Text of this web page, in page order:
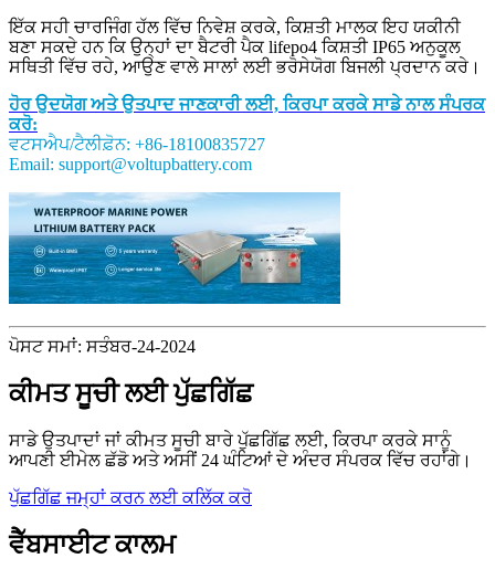
ਇੱਕ ਸਹੀ ਚਾਰਜਿੰਗ ਹੱਲ ਵਿੱਚ ਨਿਵੇਸ਼ ਕਰਕੇ, ਕਿਸ਼ਤੀ ਮਾਲਕ ਇਹ ਯਕੀਨੀ
ਬਣਾ ਸਕਦੇ ਹਨ ਕਿ ਉਨ੍ਹਾਂ ਦਾ ਬੈਟਰੀ ਪੈਕ lifepo4 ਕਿਸ਼ਤੀ IP65 ਅਨੁਕੂਲ
ਸਥਿਤੀ ਵਿੱਚ ਰਹੇ, ਆਉਣ ਵਾਲੇ ਸਾਲਾਂ ਲਈ ਭਰੋਸੇਯੋਗ ਬਿਜਲੀ ਪ੍ਰਦਾਨ ਕਰੇ।
ਹੋਰ ਉਦਯੋਗ ਅਤੇ ਉਤਪਾਦ ਜਾਣਕਾਰੀ ਲਈ, ਕਿਰਪਾ ਕਰਕੇ ਸਾਡੇ ਨਾਲ ਸੰਪਰਕ
ਕਰੋ:
ਵਟਸਐਪ/ਟੈਲੀਫ਼ੋਨ: +86-18100835727
Email: support@voltupbattery.com
ਪੋਸਟ ਸਮਾਂ: ਸਤੰਬਰ-24-2024
ਕੀਮਤ ਸੂਚੀ ਲਈ ਪੁੱਛਗਿੱਛ
ਸਾਡੇ ਉਤਪਾਦਾਂ ਜਾਂ ਕੀਮਤ ਸੂਚੀ ਬਾਰੇ ਪੁੱਛਗਿੱਛ ਲਈ, ਕਿਰਪਾ ਕਰਕੇ ਸਾਨੂੰ
ਆਪਣੀ ਈਮੇਲ ਛੱਡੋ ਅਤੇ ਅਸੀਂ 24 ਘੰਟਿਆਂ ਦੇ ਅੰਦਰ ਸੰਪਰਕ ਵਿੱਚ ਰਹਾਂਗੇ।
ਪੁੱਛਗਿੱਛ ਜਮ੍ਹਾਂ ਕਰਨ ਲਈ ਕਲਿੱਕ ਕਰੋ
ਵੈੱਬਸਾਈਟ ਕਾਲਮ